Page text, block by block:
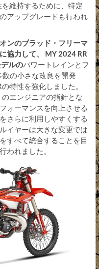
維持するために、特定
アップグレードも行われ
ンのブラッド・フリーマ
協力して、 MY 2024 RR
ルのパワートレインとフ
の小さな改良を開発
特性を強化しました。
エンジニアの指針とな
ォーマンスを向上させる
さらに利用しやすくする
イヤーは大きな変更では
すべて統合することを目
われました。